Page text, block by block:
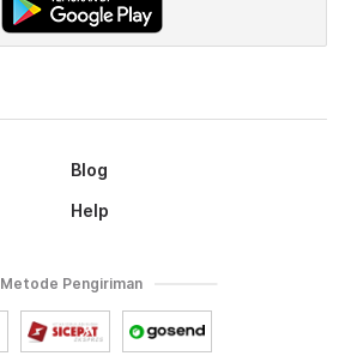
Blog
Help
Metode Pengiriman